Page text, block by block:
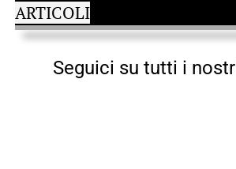
ARTICOLI
Seguici su tutti i